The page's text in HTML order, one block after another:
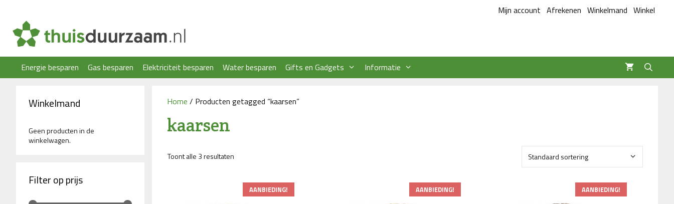
inhoud
Mijn account Afrekenen Winkelmand Winkel
Energie besparen Gas besparen Elektriciteit besparen Water besparen Gifts en Gadgets Informatie
Home / Producten getagged “kaarsen”
kaarsen
Toont alle 3 resultaten
AANBIEDING! AANBIEDING! AANBIEDING!
Winkelmand
Geen producten in de
winkelwagen.
Filter op prijs